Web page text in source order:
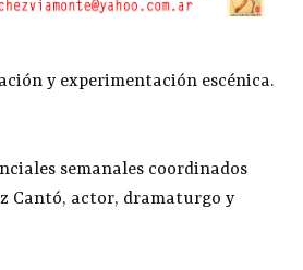
y experimentación escénica.
semanales coordinados
Cantó, actor, dramaturgo y